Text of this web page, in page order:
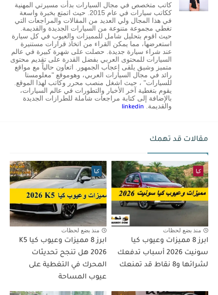
كاتب متخصص في مجال السيارات بدأت مسيرتي المهنية
ككاتب سيارات في عام 2015. حيث اتمتع بخبرة واسعة
في هذا المجال ولي العديد من المقالات والمراجعات التي
تغطي مجموعة متنوعة من السيارات الجديدة والقديمة.
حيث اقوم بتحليل شامل للمميزات والعيوب في كل سيارة
استعرضها، مما يمكن القراء من اتخاذ قرارات مستنيرة
عند شراء سيارة جديدة. حصلت على شهرة كبيرة في عالم
السيارات للمحتوى العربي بفضل القدرة على تقديم محتوى
متميز وشيق يلقى إعجاب الجمهور. اتعاون حالياً مع مواقع
رائد في مجال السيارات العربي، وهوموقع "معلومستا
للسيارات" ، حيث اشغل منصب محرر وكاتب لهذا الموقع.
يقوم بتغطية آخر الأخبار والتطورات في عالم السيارات،
بالإضافة إلى كتابة مراجعات شاملة للطرازات الجديدة
والقديمة.
linkedin
مقالات قد تهمك
كيا
منذ بضع لحظات
ابرز 8 مميزات وعيوب كيا
سونيت 2026 أسباب تدفعك
لشرائها و8 نقاط قد تمنعك
كيا
منذ بضع لحظات
ابرز 8 مميزات وعيوب كيا K5
2026 هل تنجح تحديثات
المحرك في التغطية على
عيوب المساحة